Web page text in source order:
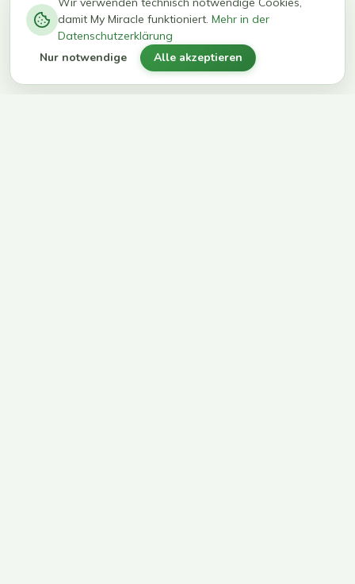
kg in 12
Wochen
erreichen
ihr Ziel
damit My Miracle funktioniert. Mehr in der
Datenschutzerklärung
Nur notwendige Alle akzeptieren